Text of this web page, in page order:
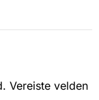
Vereiste velden